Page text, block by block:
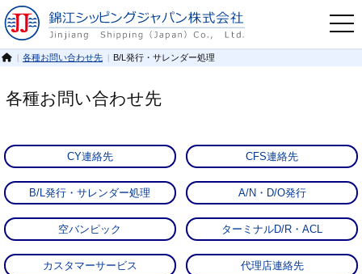
各種お問い合わせ先 B/L発行・サレンダー処理
各種お問い合わせ先
CY連絡先 CFS連絡先
B/L発行・サレンダー処理 A/N・D/O発行
空バンピック ターミナルD/R・ACL
カスタマーサービス 代理店連絡先